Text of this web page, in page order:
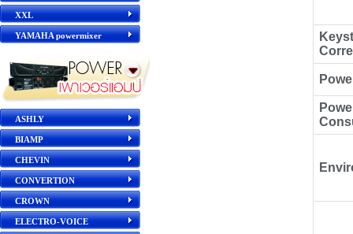
XXL
YAMAHA powermixer
ASHLY
BIAMP
CHEVIN
CONVERTION
CROWN
ELECTRO-VOICE